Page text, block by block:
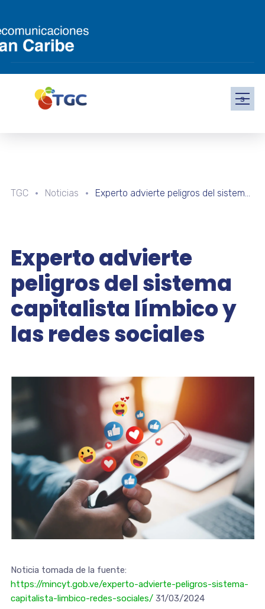
s
TGC Noticias Experto advierte peligros del sistema capitalista límbico y las redes sociales
Experto advierte
peligros del sistema
capitalista límbico y
las redes sociales
Noticia tomada de la fuente:
https://mincyt.gob.ve/experto-advierte-peligros-sistema-
capitalista-limbico-redes-sociales/31/03/2024